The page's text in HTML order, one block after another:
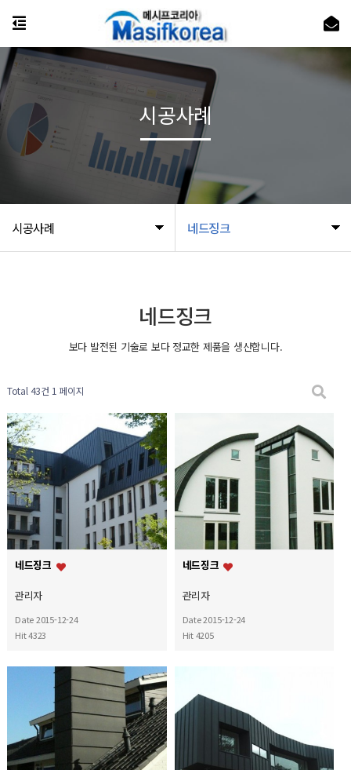
시공사례 네드징크
시공사례
네드징크
보다 발전된 기술로 보다 정교한 제품을 생산합니다.
Total 43건 1 페이지
네드징크
관리자
Date 2015-12-24
Hit 4323
네드징크
관리자
Date 2015-12-24
Hit 4205